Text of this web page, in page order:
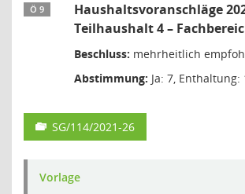
Ö 9
Haushaltsvoranschläge
Teilhaushalt 4 –
Beschluss: mehrheitlich
Abstimmung: Ja: 7, Enthaltung:
SG/114/2021-26
Vorlage